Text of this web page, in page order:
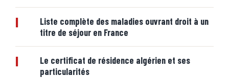
|
Liste complète des maladies ouvrant droit à un
titre de séjour en France
|
Le certificat de résidence algérien et ses
particularités